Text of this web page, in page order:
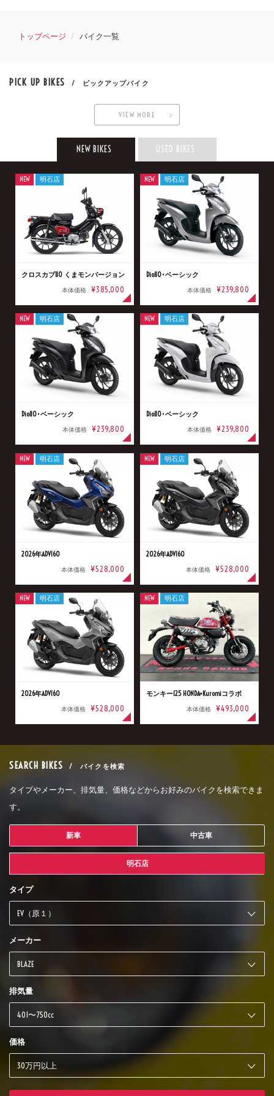
トップページ バイク一覧
PICK UP BIKES / ピックアップバイク
VIEW MORE
NEW BIKES USED BIKES
クロスカブ110 くまモンバージョン
本体価格 ¥385,000
NEW 明石店
Dio110･ベーシック
本体価格 ¥239,800
NEW 明石店
Dio110･ベーシック
本体価格 ¥239,800
NEW 明石店
Dio110･ベーシック
本体価格 ¥239,800
NEW 明石店
2026年ADV160
本体価格 ¥528,000
NEW 明石店
2026年ADV160
本体価格 ¥528,000
NEW 明石店
2026年ADV160
本体価格 ¥528,000
NEW 明石店
モンキー125 HONDA×Kuromiコラボ
本体価格 ¥493,000
NEW 明石店
SEARCH BIKES / バイクを検索
タイプやメーカー、排気量、価格などからお好みのバイクを検索できま
す。
新車 中古車
明石店
タイプ
メーカー
排気量
価格